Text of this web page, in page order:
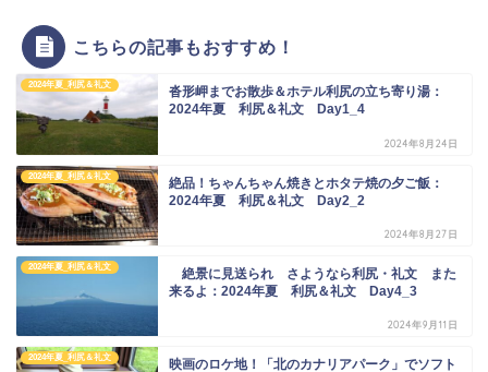
こちらの記事もおすすめ！
2024年夏_利尻＆礼文
沓形岬までお散歩＆ホテル利尻の立ち寄り湯：
2024年夏 利尻＆礼文 Day1_4
2024年8月24日
2024年夏_利尻＆礼文
絶品！ちゃんちゃん焼きとホタテ焼の夕ご飯：
2024年夏 利尻＆礼文 Day2_2
2024年8月27日
2024年夏_利尻＆礼文
絶景に見送られ さようなら利尻・礼文 また
来るよ：2024年夏 利尻＆礼文 Day4_3
2024年9月11日
2024年夏_利尻＆礼文
映画のロケ地！「北のカナリアパーク」でソフト